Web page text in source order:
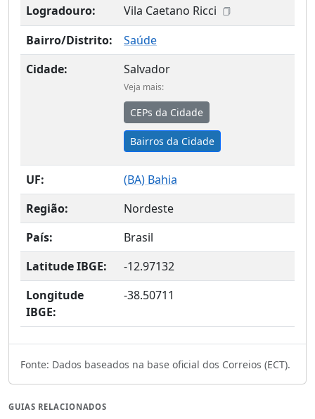
Logradouro:
Vila Caetano Ricci
Bairro/Distrito:
Saúde
Cidade:
Salvador
Veja mais:
CEPs da Cidade
Bairros da Cidade
UF: (BA) Bahia
Região:
Nordeste
País:
Brasil
Latitude IBGE:
-12.97132
Longitude
IBGE:
-38.50711
Fonte: Dados baseados na base oficial dos Correios (ECT).
GUIAS RELACIONADOS